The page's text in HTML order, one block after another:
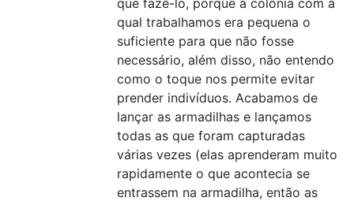
que fazê-lo, porque a colônia com a
qual trabalhamos era pequena o
suficiente para que não fosse
necessário, além disso, não entendo
como o toque nos permite evitar
prender indivíduos. Acabamos de
lançar as armadilhas e lançamos
todas as que foram capturadas
várias vezes (elas aprenderam muito
rapidamente o que acontecia se
entrassem na armadilha, então as